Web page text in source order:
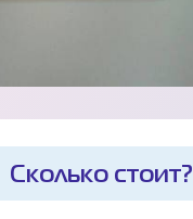
Сколько стоит?